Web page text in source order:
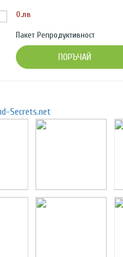
0.лв
Пакет Репродуктивност
ПОРЪЧАЙ
Secrets.net